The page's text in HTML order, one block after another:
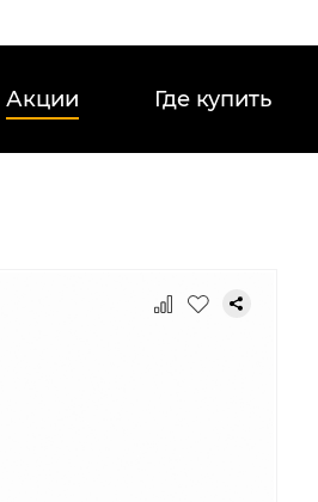
Акции Где купить